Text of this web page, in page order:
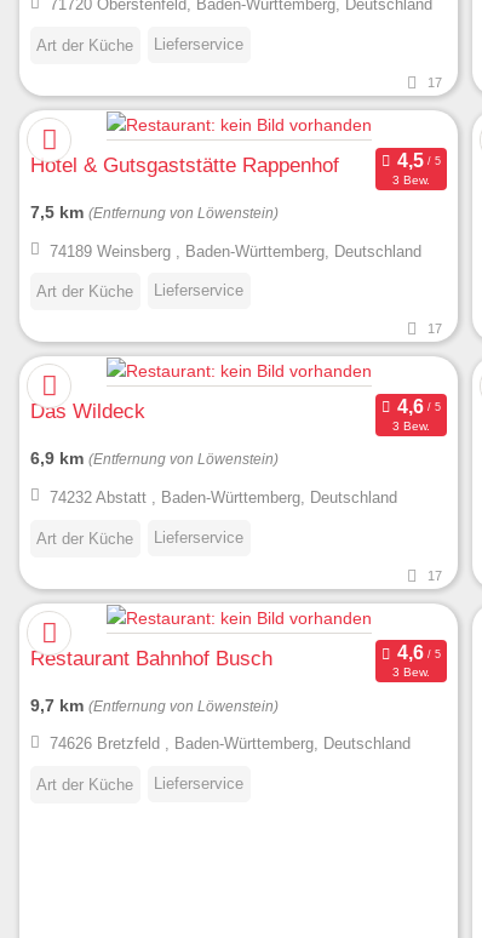
71720 Oberstenfeld, Baden-Württemberg, Deutschland
Art der Küche Lieferservice
17
Hotel & Gutsgaststätte Rappenhof
3 Bew.
7,5 km (Entfernung von Löwenstein)
74189 Weinsberg , Baden-Württemberg, Deutschland
Art der Küche Lieferservice
17
Das Wildeck
3 Bew.
6,9 km (Entfernung von Löwenstein)
74232 Abstatt , Baden-Württemberg, Deutschland
Art der Küche Lieferservice
17
Restaurant Bahnhof Busch
3 Bew.
9,7 km (Entfernung von Löwenstein)
74626 Bretzfeld , Baden-Württemberg, Deutschland
Art der Küche Lieferservice